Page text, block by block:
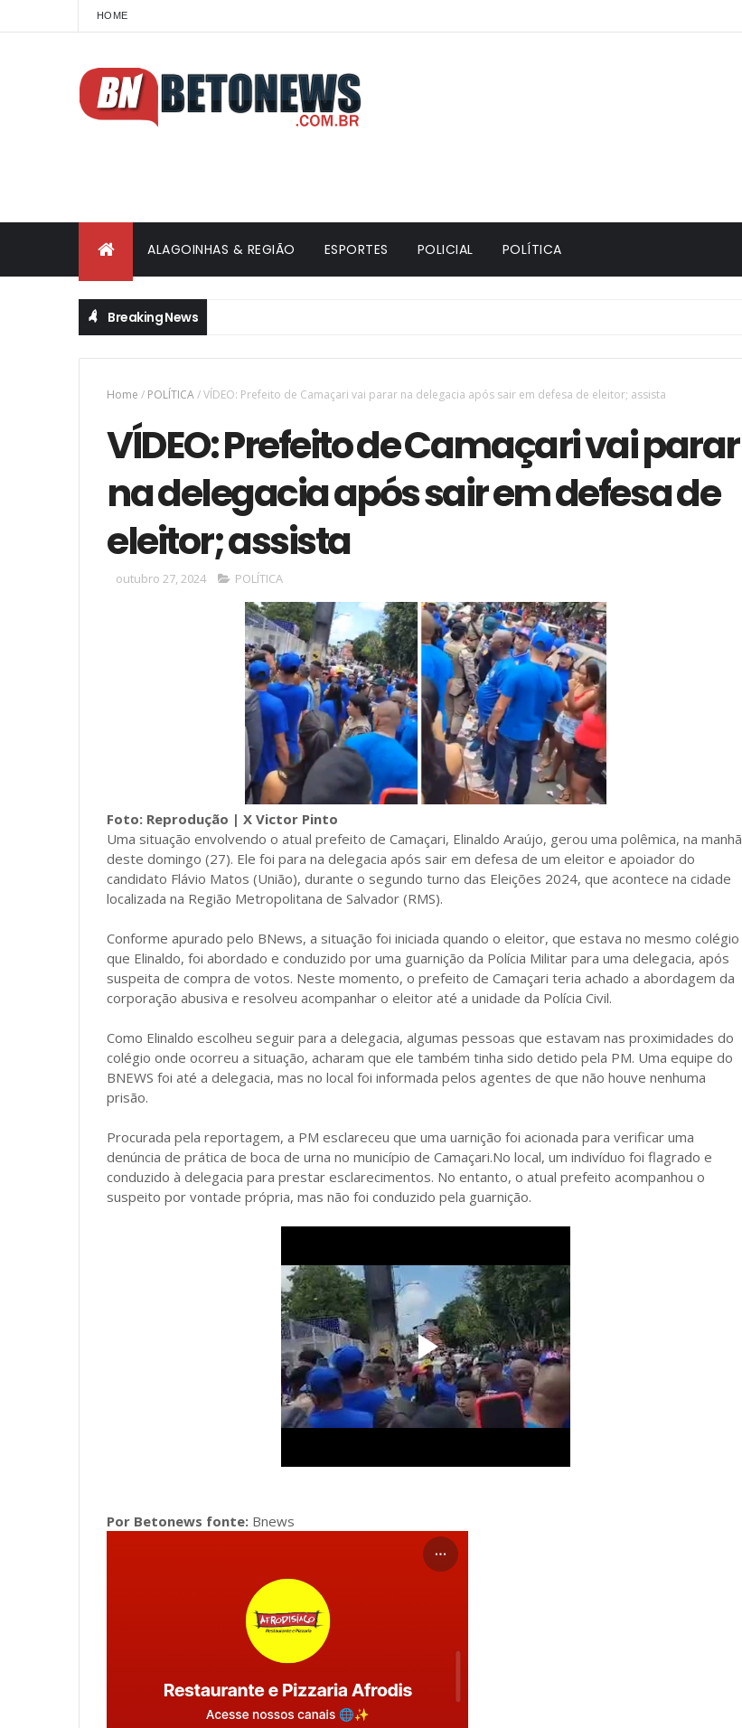
HOME
ALAGOINHAS & REGIÃO ESPORTES POLICIAL POLÍTICA
Breaking News
Home / POLÍTICA/VÍDEO: Prefeito de Camaçari vai parar na delegacia após sair em defesa de eleitor; assista
VÍDEO: Prefeito de Camaçari vai parar
na delegacia após sair em defesa de
eleitor; assista
outubro 27, 2024 POLÍTICA
Foto: Reprodução | X Victor Pinto
Uma situação envolvendo o atual prefeito de Camaçari, Elinaldo Araújo, gerou uma polêmica, na manhã
deste domingo (27). Ele foi para na delegacia após sair em defesa de um eleitor e apoiador do
candidato Flávio Matos (União), durante o segundo turno das Eleições 2024, que acontece na cidade
localizada na Região Metropolitana de Salvador (RMS).
Conforme apurado pelo BNews, a situação foi iniciada quando o eleitor, que estava no mesmo colégio
que Elinaldo, foi abordado e conduzido por uma guarnição da Polícia Militar para uma delegacia, após
suspeita de compra de votos. Neste momento, o prefeito de Camaçari teria achado a abordagem da
corporação abusiva e resolveu acompanhar o eleitor até a unidade da Polícia Civil.
Como Elinaldo escolheu seguir para a delegacia, algumas pessoas que estavam nas proximidades do
colégio onde ocorreu a situação, acharam que ele também tinha sido detido pela PM. Uma equipe do
BNEWS foi até a delegacia, mas no local foi informada pelos agentes de que não houve nenhuma
prisão.
Procurada pela reportagem, a PM esclareceu que uma uarnição foi acionada para verificar uma
denúncia de prática de boca de urna no município de Camaçari.No local, um indivíduo foi flagrado e
conduzido à delegacia para prestar esclarecimentos. No entanto, o atual prefeito acompanhou o
suspeito por vontade própria, mas não foi conduzido pela guarnição.
Por Betonews fonte: Bnews